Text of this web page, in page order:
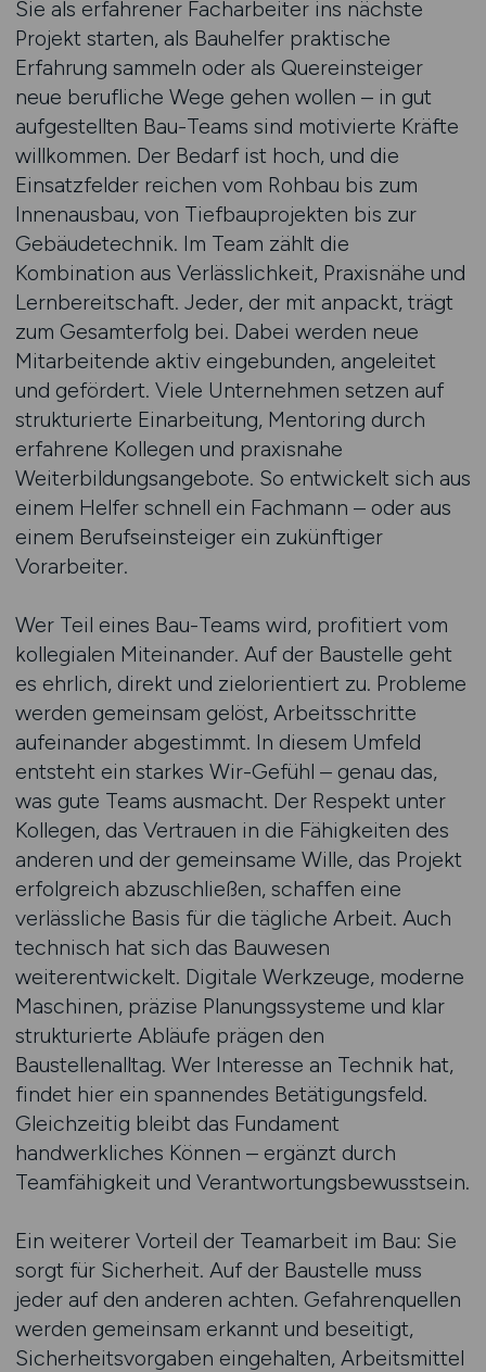
Sie als erfahrener Facharbeiter ins nächste
Projekt starten, als Bauhelfer praktische
Erfahrung sammeln oder als Quereinsteiger
neue berufliche Wege gehen wollen – in gut
aufgestellten Bau-Teams sind motivierte Kräfte
willkommen. Der Bedarf ist hoch, und die
Einsatzfelder reichen vom Rohbau bis zum
Innenausbau, von Tiefbauprojekten bis zur
Gebäudetechnik. Im Team zählt die
Kombination aus Verlässlichkeit, Praxisnähe und
Lernbereitschaft. Jeder, der mit anpackt, trägt
zum Gesamterfolg bei. Dabei werden neue
Mitarbeitende aktiv eingebunden, angeleitet
und gefördert. Viele Unternehmen setzen auf
strukturierte Einarbeitung, Mentoring durch
erfahrene Kollegen und praxisnahe
Weiterbildungsangebote. So entwickelt sich aus
einem Helfer schnell ein Fachmann – oder aus
einem Berufseinsteiger ein zukünftiger
Vorarbeiter.
Wer Teil eines Bau-Teams wird, profitiert vom
kollegialen Miteinander. Auf der Baustelle geht
es ehrlich, direkt und zielorientiert zu. Probleme
werden gemeinsam gelöst, Arbeitsschritte
aufeinander abgestimmt. In diesem Umfeld
entsteht ein starkes Wir-Gefühl – genau das,
was gute Teams ausmacht. Der Respekt unter
Kollegen, das Vertrauen in die Fähigkeiten des
anderen und der gemeinsame Wille, das Projekt
erfolgreich abzuschließen, schaffen eine
verlässliche Basis für die tägliche Arbeit. Auch
technisch hat sich das Bauwesen
weiterentwickelt. Digitale Werkzeuge, moderne
Maschinen, präzise Planungssysteme und klar
strukturierte Abläufe prägen den
Baustellenalltag. Wer Interesse an Technik hat,
findet hier ein spannendes Betätigungsfeld.
Gleichzeitig bleibt das Fundament
handwerkliches Können – ergänzt durch
Teamfähigkeit und Verantwortungsbewusstsein.
Ein weiterer Vorteil der Teamarbeit im Bau: Sie
sorgt für Sicherheit. Auf der Baustelle muss
jeder auf den anderen achten. Gefahrenquellen
werden gemeinsam erkannt und beseitigt,
Sicherheitsvorgaben eingehalten, Arbeitsmittel